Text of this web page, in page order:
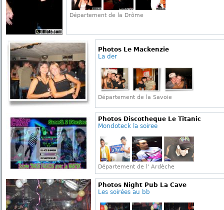
Département de la Drôme
Photos Le Mackenzie
La der
Département de la Savoie
Photos Discotheque Le Titanic
Mondoteck la soiree
Département de l' Ardèche
Photos Night Pub La Cave
Les soirées au bb